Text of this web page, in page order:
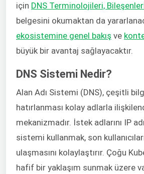
için DNS Terminolojileri,
belgesini okumaktan da
ekosistemine genel bakış ve
büyük bir avantaj sağlayacaktır.
DNS Sistemi Nedir?
Alan Adı Sistemi (DNS), çeşitli
hatırlanması kolay adlarla
mekanizmadır. İstek adlarını IP
sistemi kullanmak, son
ulaşmasını kolaylaştırır. Çoğu
hafif bir yaklaşım sunmak üzere